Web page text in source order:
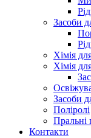
Засоби
Хімія
Хімія
Засоби
Поліролі
Пральні
Контакти